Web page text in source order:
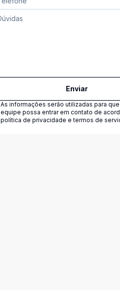
Enviar
As informações serão utilizadas para
equipe possa entrar em contato de
política de privacidade e termos de